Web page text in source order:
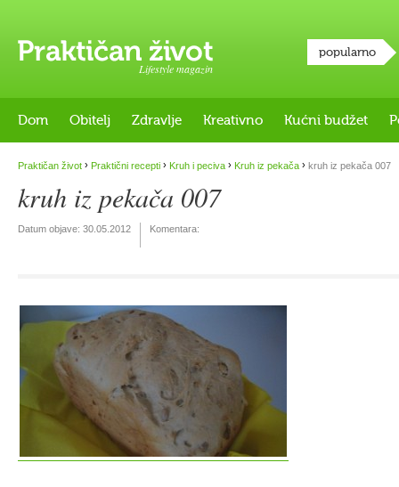
Lifestyle magazin
popularno
Dom Obitelj Zdravlje Kreativno Kućni budžet
Praktičan život › Praktični recepti › Kruh i peciva › Kruh iz pekača › kruh iz pekača 007
kruh iz pekača 007
Datum objave: 30.05.2012 Komentara: